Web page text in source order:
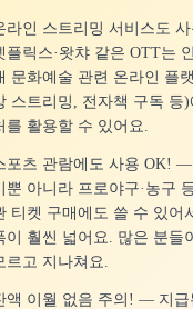
라인 스트리밍 서비스도
플릭스·왓챠 같은 OTT는
문화예술 관련 온라인 플
스트리밍, 전자책 구독 등)
를 활용할 수 있어요.
포츠 관람에도 사용 OK! —
뿐 아니라 프로야구·농구
티켓 구매에도 쓸 수 있어
이 훨씬 넓어요. 많은 분들
르고 지나쳐요.
액 이월 없음 주의! — 지급